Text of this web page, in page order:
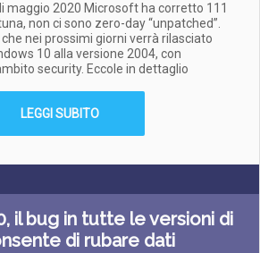
maggio 2020 Microsoft ha corretto 111
non ci sono zero-day “unpatched”.
che nei prossimi giorni verrà rilasciato
10 alla versione 2004, con
security. Eccole in dettaglio
LEGGI SUBITO
il bug in tutte le versioni di
di rubare dati